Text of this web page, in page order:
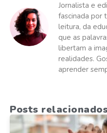
Jornalista e
fascinada por
leitura, da
que as
libertam a
realidades.
aprender
Posts